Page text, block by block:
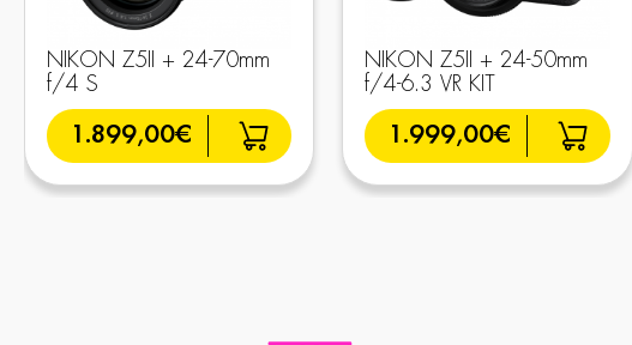
NIKON Z5II + 24-70mm
f/4 S
1.899,00€
NIKON Z5II + 24-50mm
f/4-6.3 VR KIT
1.999,00€